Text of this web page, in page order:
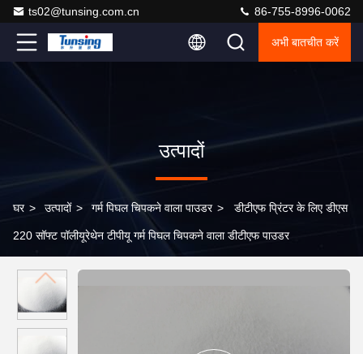
ts02@tunsing.com.cn 86-755-8996-0062
अभी बातचीत करें
उत्पादों
घर > उत्पादों > गर्म पिघल चिपकने वाला पाउडर > डीटीएफ प्रिंटर के लिए डीएस
220 सॉफ्ट पॉलीयूरेथेन टीपीयू गर्म पिघल चिपकने वाला डीटीएफ पाउडर